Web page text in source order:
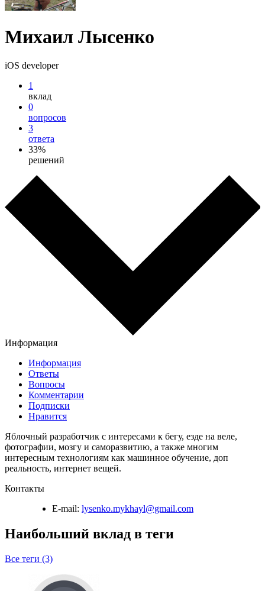
Михаил Лысенко
iOS developer
1
вклад
0
вопросов
3
ответа
33%
решений
Информация
Информация
Ответы
Вопросы
Комментарии
Подписки
Нравится
Яблочный разработчик с интересами к бегу, езде на веле,
фотографии, мозгу и саморазвитию, а также многим
интересным технологиям как машинное обучение, доп
реальность, интернет вещей.
Контакты
E-mail: lysenko.mykhayl@gmail.com
Наибольший вклад в теги
Все теги (3)